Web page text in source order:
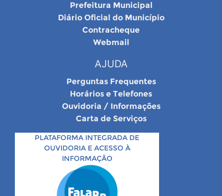
Prefeitura Municipal
Diário Oficial do Município
Contracheque
Webmail
AJUDA
Perguntas Frequentes
Horários e Telefones
Ouvidoria / Informações
Carta de Serviços
PLATAFORMA INTEGRADA DE
OUVIDORIA E ACESSO À
INFORMAÇÃO